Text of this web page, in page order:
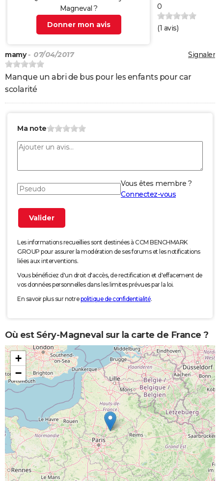
Magneval ?
Donner mon avis
0
(1 avis)
Signaler
mamy- 07/04/2017
Manque un abri de bus pour les enfants pour car
scolarité
Ma note
Vous êtes membre ?
Connectez-vous
Les informations recueillies sont destinées à CCM BENCHMARK
GROUP pour assurer la modération de ses forums et les notifications
liées aux interventions.
Vous bénéficiez d'un droit d'accès, de rectification et d'effacement de
vos données personnelles dans les limites prévues par la loi.
En savoir plus sur notrepolitique de confidentialité.
Où est Séry-Magneval sur la carte de France ?
+
−